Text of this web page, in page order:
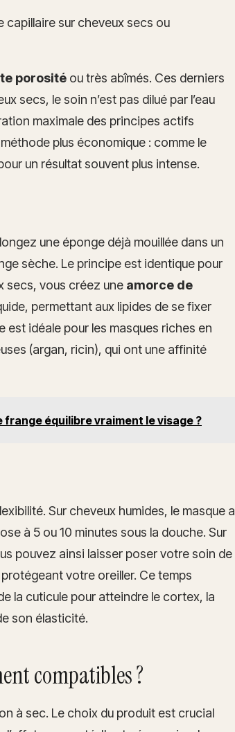
sur cheveux secs ou
porosité ou très abîmés. Ces derniers
secs, le soin n’est pas dilué par l’eau
maximale des principes actifs
plus économique : comme le
un résultat souvent plus intense.
une éponge déjà mouillée dans un
sèche. Le principe est identique pour
secs, vous créez une amorce de
permettant aux lipides de se fixer
idéale pour les masques riches en
(argan, ricin), qui ont une affinité
équilibre vraiment le visage ?
Sur cheveux humides, le masque a
à 5 ou 10 minutes sous la douche. Sur
pouvez ainsi laisser poser votre soin de
votre oreiller. Ce temps
la cuticule pour atteindre le cortex, la
son élasticité.
compatibles ?
à sec. Le choix du produit est crucial